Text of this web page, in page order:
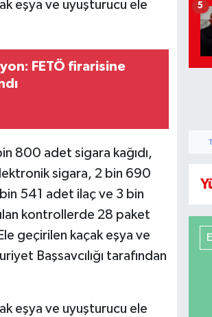
FETÖ firarisine
800 adet sigara kağıdı,
sigara, 2 bin 690
541 adet ilaç ve 3 bin
kontrollerde 28 paket
geçirilen kaçak eşya ve
Başsavcılığı tarafından
5